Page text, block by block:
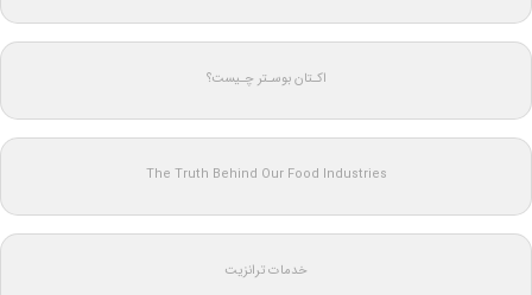
اکـتان بوسـتر چـیست؟
The Truth Behind Our Food Industries
خدمات ترانزیت